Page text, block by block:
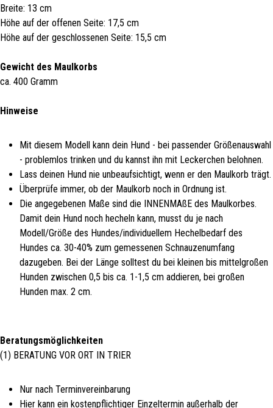
Breite: 13 cm
Höhe auf der offenen Seite: 17,5 cm
Höhe auf der geschlossenen Seite: 15,5 cm
Gewicht des Maulkorbs
ca. 400 Gramm
Hinweise
Mit diesem Modell kann dein Hund - bei passender Größenauswahl
- problemlos trinken und du kannst ihn mit Leckerchen belohnen.
Lass deinen Hund nie unbeaufsichtigt, wenn er den Maulkorb trägt.
Überprüfe immer, ob der Maulkorb noch in Ordnung ist.
Die angegebenen Maße sind die INNENMAßE des Maulkorbes.
Damit dein Hund noch hecheln kann, musst du je nach
Modell/Größe des Hundes/individuellem Hechelbedarf des
Hundes ca. 30-40% zum gemessenen Schnauzenumfang
dazugeben. Bei der Länge solltest du bei kleinen bis mittelgroßen
Hunden zwischen 0,5 bis ca. 1-1,5 cm addieren, bei großen
Hunden max. 2 cm.
Beratungsmöglichkeiten
(1) BERATUNG VOR ORT IN TRIER
Nur nach Terminvereinbarung
Hier kann ein kostenpflichtiger Einzeltermin außerhalb der